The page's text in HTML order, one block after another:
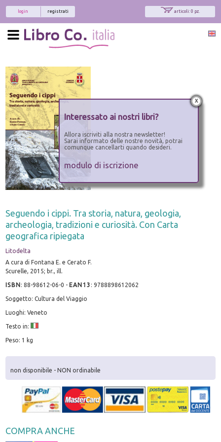
articoli: 0 pz.
registrati
login
Seguendo i cippi. Tra storia, natura, geologia,
archeologia, tradizioni e curiosità. Con Carta
geografica ripiegata
Litodelta
A cura di Fontana E. e Cerato F.
Scurelle, 2015; br., ill.
ISBN:88-98612-06-0 - EAN13 :9788898612062
Soggetto: Cultura del Viaggio
Luoghi: Veneto
Testo in:
Peso: 1 kg
non disponibile - NON ordinabile
COMPRA ANCHE
x
Interessato ai nostri libri?
Allora iscriviti alla nostra newsletter!
Sarai informato delle nostre novità, potrai
comunque cancellarti quando desideri.
modulo di iscrizione